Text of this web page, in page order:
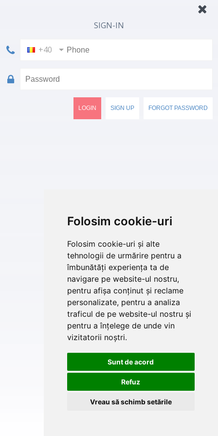
Folosim cookie-uri
Folosim cookie-uri și alte
tehnologii de urmărire pentru a
îmbunătăți experiența ta de
navigare pe website-ul nostru,
pentru afișa conținut și reclame
personalizate, pentru a analiza
traficul de pe website-ul nostru și
pentru a înțelege de unde vin
vizitatorii noștri.
Sunt de acord
Refuz
Vreau să schimb setările
SIGN-IN
+40
LOGIN SIGN UP FORGOT PASSWORD